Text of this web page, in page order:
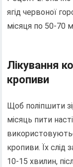
ягід червоної
місяця по 50-70
Лікування
кропиви
Щоб поліпшити
місяць пити
кропиви. Їх слід
10-15 хвилин,